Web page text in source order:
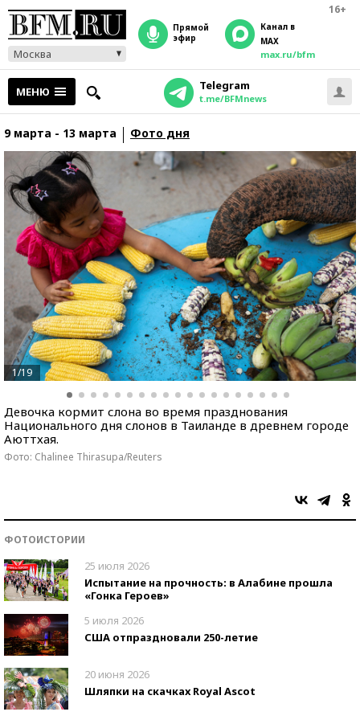
16+
Москва
прямой
эфир
Канал в
MAX
max.ru/bfm
МЕНЮ Telegram
t.me/BFMnews
9 марта - 13 марта Фото дня
1/19
Девочка кормит слона во время празднования
Национального дня слонов в Таиланде в древнем городе
Аюттхая.
Фото: Chalinee Thirasupa/Reuters
ФОТОИСТОРИИ
25 июля 2026
Испытание на прочность: в Алабине прошла
«Гонка Героев»
5 июля 2026
США отпраздновали 250-летие
20 июня 2026
Шляпки на скачках Royal Ascot